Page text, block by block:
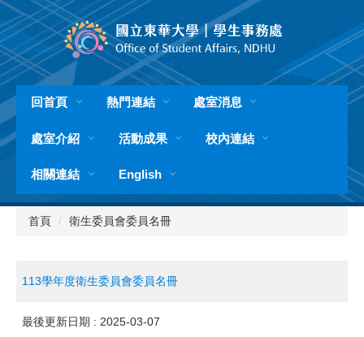
跳
到
主
要
內
容
區
回首頁 熱門連結 處室消息
處室介紹 活動成果 校內連結
相關連結 English
首頁 衛生委員會委員名冊
113學年度衛生委員會委員名冊
最後更新日期 : 2025-03-07